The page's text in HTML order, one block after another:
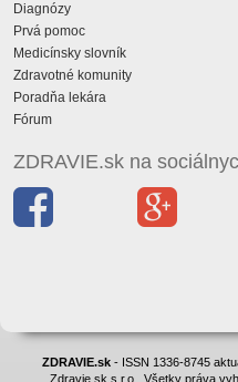
Diagnózy
Prvá pomoc
Medicínsky slovník
Zdravotné komunity
Poradňa lekára
Fórum
ZDRAVIE.sk na
ZDRAVIE.sk- ISSN 1336-8745
Zdravie.sk s.r.o., Všetky práva